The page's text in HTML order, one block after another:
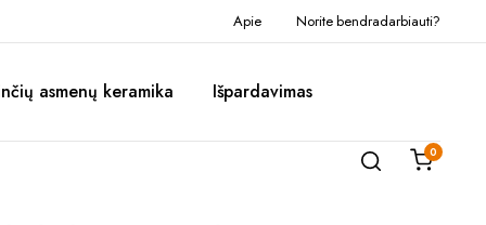
Apie Norite bendradarbiauti?
asmenų keramika Išpardavimas
0